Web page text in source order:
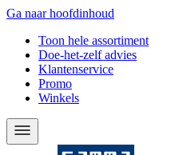
Ga naar hoofdinhoud
Toon hele assortiment
Doe-het-zelf advies
Klantenservice
Promo
Winkels